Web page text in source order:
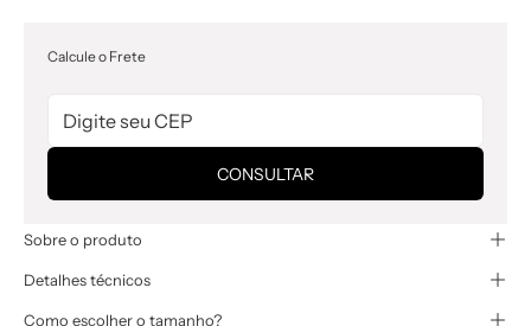
Calcule o Frete
CONSULTAR
Sobre o produto
Detalhes técnicos
Como escolher o tamanho?